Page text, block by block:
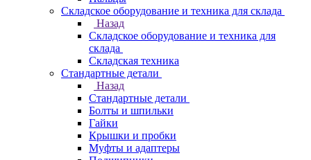
Складское оборудование и техника для склада
Назад
Складское оборудование и техника для
склада
Складская техника
Стандартные детали
Назад
Стандартные детали
Болты и шпильки
Гайки
Крышки и пробки
Муфты и адаптеры